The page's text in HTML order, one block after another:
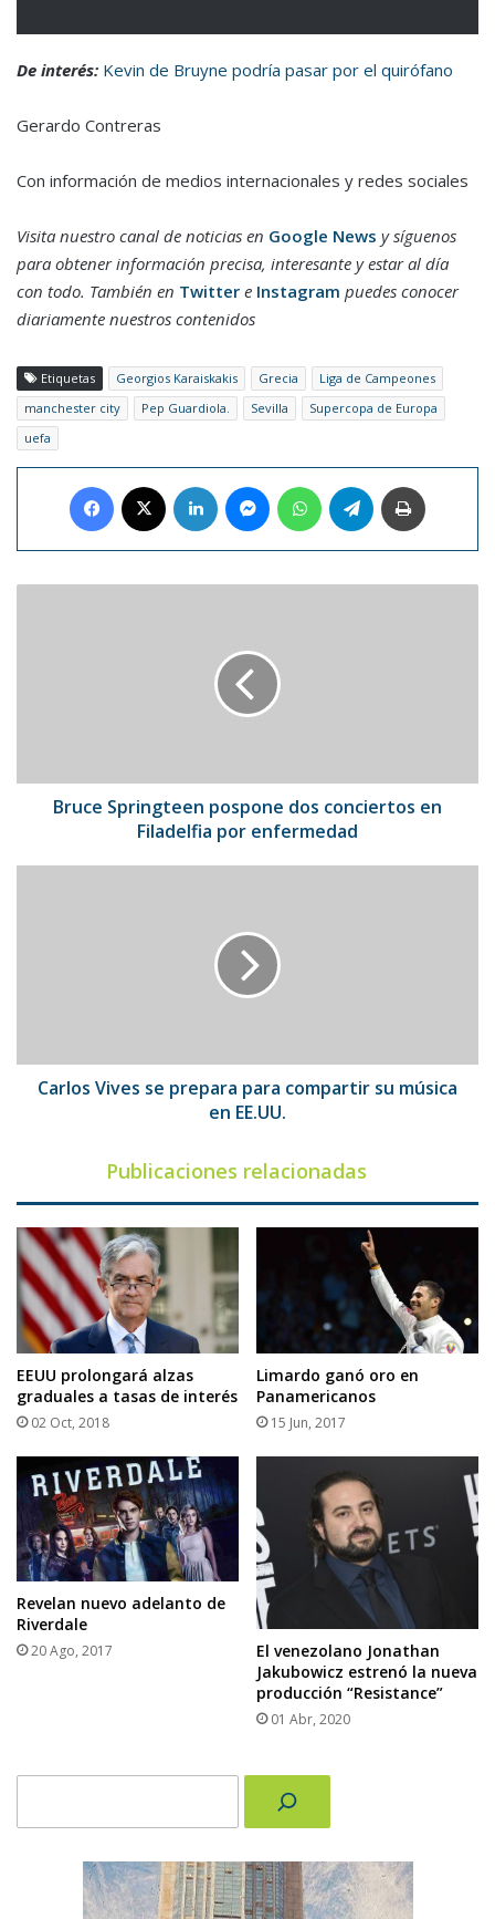
De interés: Kevin de Bruyne podría pasar por el quirófano
Gerardo Contreras
Con información de medios internacionales y redes sociales
Visita nuestro canal de noticias en Google News y síguenos
para obtener información precisa, interesante y estar al día
con todo. También en Twitter e Instagram puedes conocer
diariamente nuestros contenidos
Etiquetas Georgios Karaiskakis Grecia
Liga de Campeones
manchester city
Pep Guardiola. Sevilla
Supercopa de Europa
uefa
Facebook LinkedIn MessengerWhatsAppTelegram
enfermedad
Bruce Springteen pospone dos conciertos en
Filadelfia por enfermedad
en
EE.UU.
Carlos Vives se prepara para compartir su música
en EE.UU.
Publicaciones relacionadas
EEUU prolongará alzas
graduales a tasas de interés
02 Oct, 2018
Limardo ganó oro en
Panamericanos
15 Jun, 2017
Revelan nuevo adelanto de
Riverdale
20 Ago, 2017
El venezolano Jonathan
Jakubowicz estrenó la nueva
producción “Resistance”
01 Abr, 2020